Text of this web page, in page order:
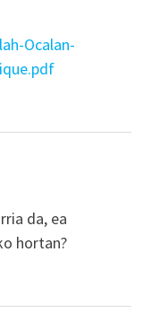
Ocalan-
da, ea
hortan?